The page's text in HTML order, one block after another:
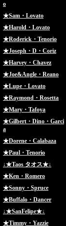
o
★Sam・Lovato
★Harold・Lovato
★Roderick・Tenorio
★Joseph・D・Coriz
★Harvey・Chavez
★Joe&Angle・Reano
★Lupe・Lovato
★Raymond・Rosetta
★Mary・Tafoya
★Gilbert・Dino・Garci
a
★Dorene・Calabaza
★Paul・Tenorio
↓★Taos タオス★↓
★Ken・Romero
★Sonny・Spruce
★Buffalo・Dancer
↓★SanFelipe★↓
★Timmy・Yazzie